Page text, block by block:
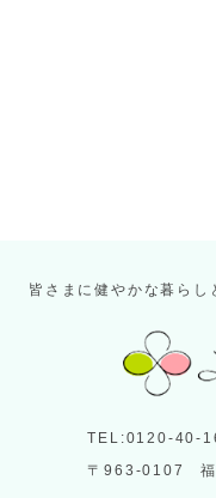
皆さまに健やかな暮らし
TEL:0120-40-
〒963-0107 福